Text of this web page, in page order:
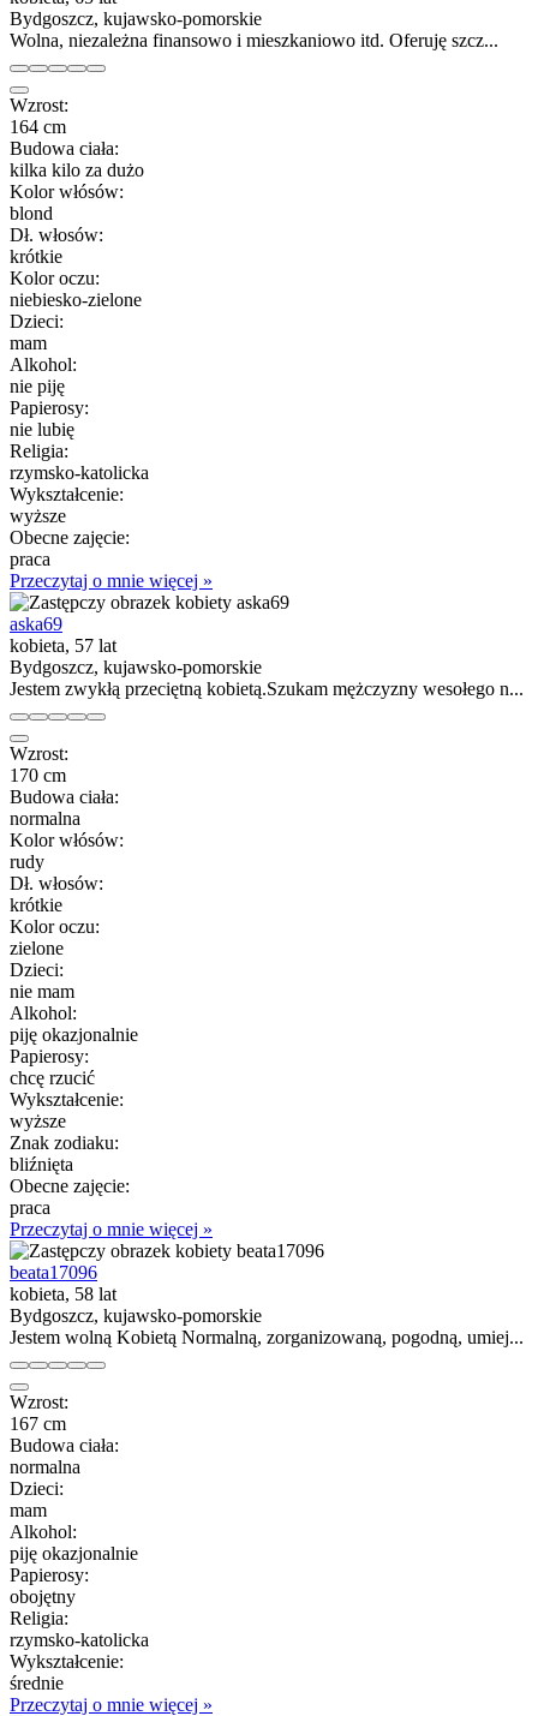
Bydgoszcz, kujawsko-pomorskie
Wolna, niezależna finansowo i mieszkaniowo itd. Oferuję szcz...
Wzrost:
164 cm
Budowa ciała:
kilka kilo za dużo
Kolor włósów:
blond
Dł. włosów:
krótkie
Kolor oczu:
niebiesko-zielone
Dzieci:
mam
Alkohol:
nie piję
Papierosy:
nie lubię
Religia:
rzymsko-katolicka
Wykształcenie:
wyższe
Obecne zajęcie:
praca
Przeczytaj o mnie więcej »
aska69
kobieta, 57 lat
Bydgoszcz, kujawsko-pomorskie
Jestem zwykłą przeciętną kobietą.Szukam mężczyzny wesołego n...
Wzrost:
170 cm
Budowa ciała:
normalna
Kolor włósów:
rudy
Dł. włosów:
krótkie
Kolor oczu:
zielone
Dzieci:
nie mam
Alkohol:
piję okazjonalnie
Papierosy:
chcę rzucić
Wykształcenie:
wyższe
Znak zodiaku:
bliźnięta
Obecne zajęcie:
praca
Przeczytaj o mnie więcej »
beata17096
kobieta, 58 lat
Bydgoszcz, kujawsko-pomorskie
Jestem wolną Kobietą Normalną, zorganizowaną, pogodną, umiej...
Wzrost:
167 cm
Budowa ciała:
normalna
Dzieci:
mam
Alkohol:
piję okazjonalnie
Papierosy:
obojętny
Religia:
rzymsko-katolicka
Wykształcenie:
średnie
Przeczytaj o mnie więcej »